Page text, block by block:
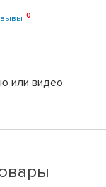
или видео